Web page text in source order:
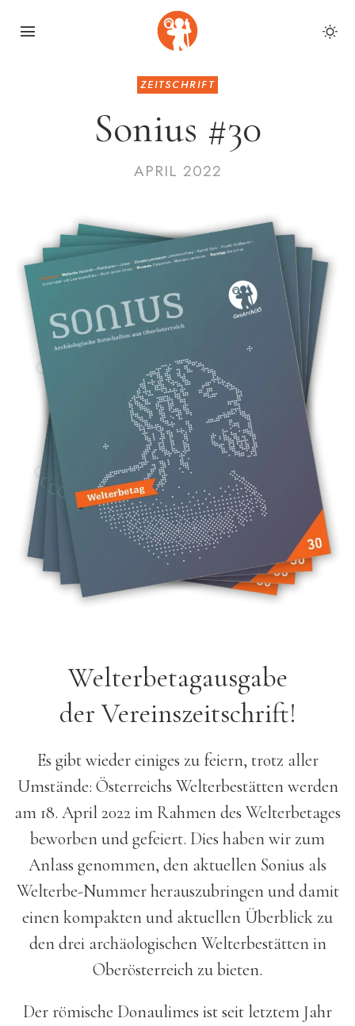
ZEITSCHRIFT
Sonius #30
APRIL 2022
Welterbetag­ausgabe
der Vereinszeitschrift!
Es gibt wieder einiges zu feiern, trotz aller
Umstände: Österreichs Welterbestätten werden
am 18. April 2022 im Rahmen des Welterbetages
beworben und gefeiert. Dies haben wir zum
Anlass genommen, den aktuellen Sonius als
Welterbe-Nummer herauszubringen und damit
einen kompakten und aktuellen Überblick zu
den drei archäologischen Welterbestätten in
Oberösterreich zu bieten.
Der römische Donaulimes ist seit letztem Jahr